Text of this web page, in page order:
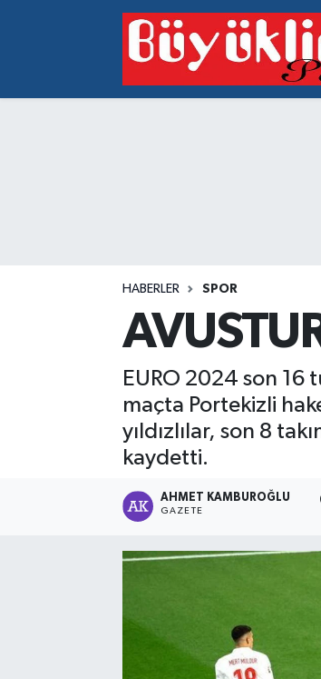
HABERLER SPOR
EURO 2024 son 16
maçta Portekizli
yıldızlılar, son 8
kaydetti.
AHMET KAMBUROĞLU
GAZETE
Vakfıkebir Hava Durumu